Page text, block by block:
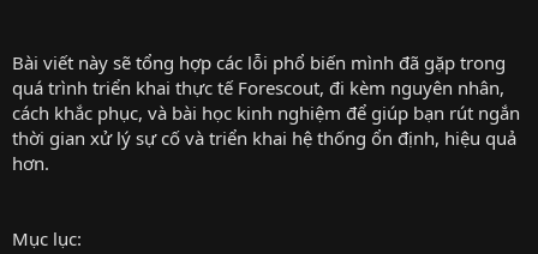
Bài viết này sẽ tổng hợp các lỗi phổ biến mình đã gặp trong
quá trình triển khai thực tế Forescout, đi kèm nguyên nhân,
cách khắc phục, và bài học kinh nghiệm để giúp bạn rút ngắn
thời gian xử lý sự cố và triển khai hệ thống ổn định, hiệu quả
hơn.
Mục lục: